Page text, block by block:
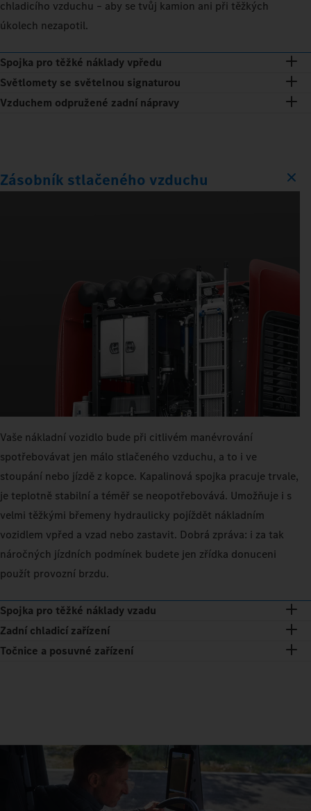
chladicího vzduchu – aby se tvůj kamion ani při těžkých
úkolech nezapotil.
Spojka pro těžké náklady vpředu
Světlomety se světelnou signaturou
Vzduchem odpružené zadní nápravy
Zásobník stlačeného vzduchu
Vaše nákladní vozidlo bude při citlivém manévrování
spotřebovávat jen málo stlačeného vzduchu, a to i ve
stoupání nebo jízdě z kopce. Kapalinová spojka pracuje trvale,
je teplotně stabilní a téměř se neopotřebovává. Umožňuje i s
velmi těžkými břemeny hydraulicky pojíždět nákladním
vozidlem vpřed a vzad nebo zastavit. Dobrá zpráva: i za tak
náročných jízdních podmínek budete jen zřídka donuceni
použít provozní brzdu.
Spojka pro těžké náklady vzadu
Zadní chladicí zařízení
Točnice a posuvné zařízení